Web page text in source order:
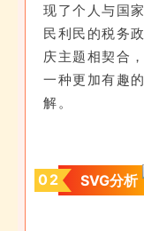
现了个人与国
民利民的税务
庆主题相契合
一种更加有趣
解。
02 SVG分析